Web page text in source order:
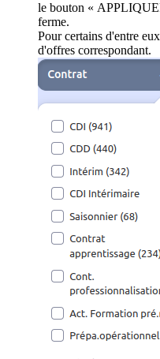
le bouton «
ferme.
Pour certains d'entre
d'offres correspondant.